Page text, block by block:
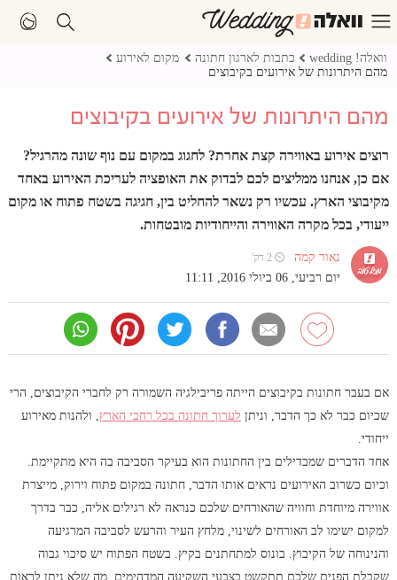
וואלה! wedding כתבות לארגון חתונה
מקום לאירוע
מהם היתרונות של אירועים בקיבוצים
מהם היתרונות של אירועים בקיבוצים
רוצים אירוע באווירה קצת אחרת? לחגוג במקום עם נוף שונה מהרגיל?
אם כן, אנחנו ממליצים לכם לבדוק את האופציה לעריכת האירוע באחד
מקיבוצי הארץ. עכשיו רק נשאר להחליט בין, חגיגה בשטח פתוח או מקום
ייעודי, בכל מקרה האווירה והייחודיות מובטחות.
נאור קמה ⏲ 2 דק'
יום רביעי, 06 ביולי 2016, 11:11
אם בעבר חתונות בקיבוצים הייתה פריבילגיה השמורה רק לחברי הקיבוצים, הרי
שכיום כבר לא כך הדבר, וניתן לערוך חתונה בכל רחבי הארץ, ולהנות מאירוע
ייחודי.
אחד הדברים שמבדילים בין החתונות הוא בעיקר הסביבה בה היא מתקיימת.
וכיום כשרוב האירועים נראים אותו הדבר, חתונה במקום פתוח וירוק, מייצרת
אווירה מיוחדת וחוויה שהאורחים שלכם כנראה לא רגילים אליה, כבר בדרך
למקום ישימו לב האורחים לשינוי, מלחץ העיר והרעש לסביבה המרגיעה
והנינוחה של הקיבוץ. בונוס למתחתנים בקיץ. בשטח הפתוח יש סיכוי גבוה
שקבלת הפנים שלכם תתקשט בצבעי השקיעה המדהימים, מה שלא ניתן לראות